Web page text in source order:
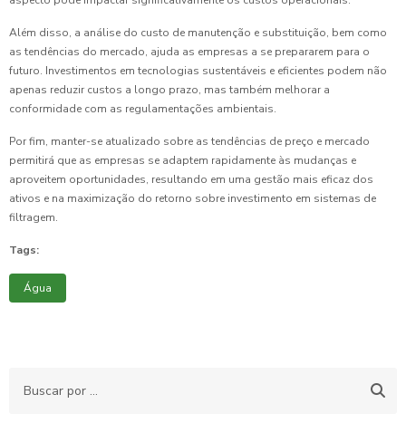
Além disso, a análise do custo de manutenção e substituição, bem como
as tendências do mercado, ajuda as empresas a se prepararem para o
futuro. Investimentos em tecnologias sustentáveis e eficientes podem não
apenas reduzir custos a longo prazo, mas também melhorar a
conformidade com as regulamentações ambientais.
Por fim, manter-se atualizado sobre as tendências de preço e mercado
permitirá que as empresas se adaptem rapidamente às mudanças e
aproveitem oportunidades, resultando em uma gestão mais eficaz dos
ativos e na maximização do retorno sobre investimento em sistemas de
filtragem.
Tags:
Água